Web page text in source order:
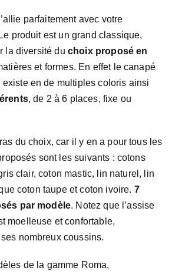
parfaitement avec votre
produit est un grand classique,
la diversité du choix proposé en
et formes. En effet le canapé
en de multiples coloris ainsi
, de 2 à 6 places, fixe ou
du choix, car il y en a pour tous les
sont les suivants : cotons
clair, coton mastic, lin naturel, lin
coton taupe et coton ivoire. 7
par modèle. Notez que l’assise
moelleuse et confortable,
nombreux coussins.
de la gamme Roma,